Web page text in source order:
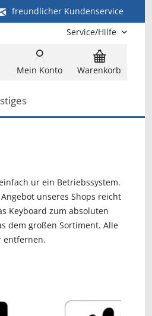
freundlicher Kundenservice
Service/Hilfe
Warenkorb
Mein Konto
ur ein Betriebssystem.
unseres Shops reicht
Keyboard zum absoluten
dem großen Sortiment. Alle
entfernen.